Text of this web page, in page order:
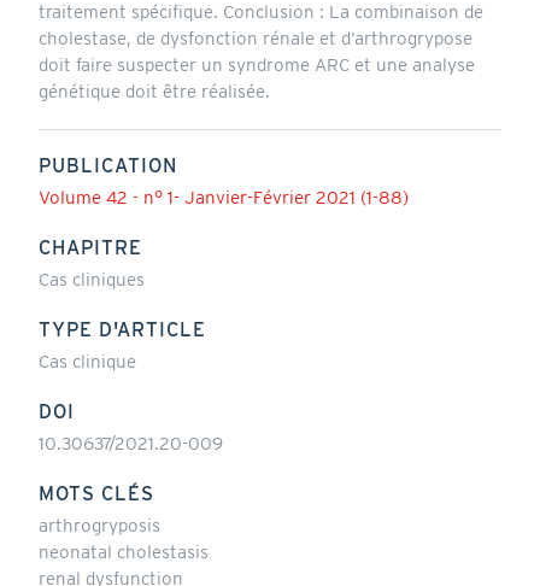
traitement spécifique. Conclusion : La combinaison de
cholestase, de dysfonction rénale et d’arthrogrypose
doit faire suspecter un syndrome ARC et une analyse
génétique doit être réalisée.
PUBLICATION
Volume 42 - n° 1- Janvier-Février 2021 (1-88)
CHAPITRE
Cas cliniques
TYPE D'ARTICLE
Cas clinique
DOI
10.30637/2021.20-009
MOTS CLÉS
arthrogryposis
neonatal cholestasis
renal dysfunction